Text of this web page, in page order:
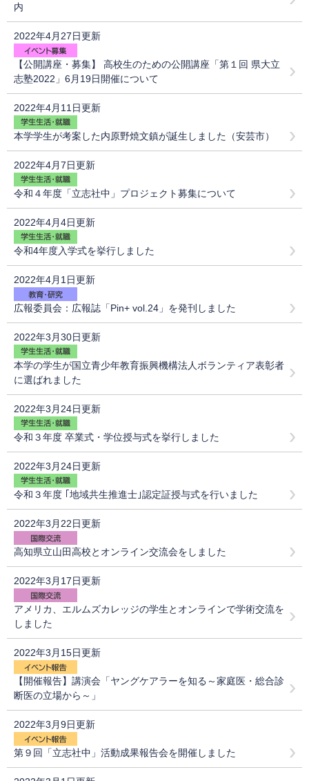
内
2022年4月27日更新
【公開講座・募集】 高校生のための公開講座「第１回 県大立
志塾2022」6月19日開催について
2022年4月11日更新
本学学生が考案した内原野焼文鎮が誕生しました（安芸市）
2022年4月7日更新
令和４年度「立志社中」プロジェクト募集について
2022年4月4日更新
令和4年度入学式を挙行しました
2022年4月1日更新
広報委員会：広報誌「Pin+ vol.24」を発刊しました
2022年3月30日更新
本学の学生が国立青少年教育振興機構法人ボランティア表彰者
に選ばれました
2022年3月24日更新
令和３年度 卒業式・学位授与式を挙行しました
2022年3月24日更新
令和３年度 ｢地域共生推進士｣認定証授与式を行いました
2022年3月22日更新
高知県立山田高校とオンライン交流会をしました
2022年3月17日更新
アメリカ、エルムズカレッジの学生とオンラインで学術交流を
しました
2022年3月15日更新
【開催報告】講演会「ヤングケアラーを知る～家庭医・総合診
断医の立場から～」
2022年3月9日更新
第９回「立志社中」活動成果報告会を開催しました